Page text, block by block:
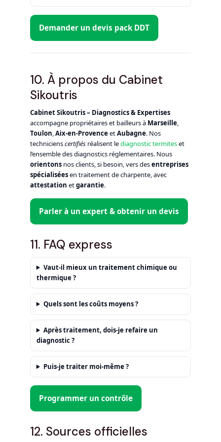
Demander un devis pack DDT
10. À propos du Cabinet
Sikoutris
Cabinet Sikoutris – Diagnostics & Expertises
accompagne propriétaires et bailleurs à Marseille
Toulon Aix‑en‑Provence etAubagne. Nos
technicienscertifiésréalisent lediagnostic termiteset
l’ensemble des diagnostics réglementaires. Nous
orientonsnos clients, si besoin, vers desentreprises
spécialiséesen traitement de charpente, avec
attestation etgarantie.
Parler à un expert & obtenir un devis
11. FAQ express
Vaut‑il mieux un traitement chimique ou
thermique ?
Quels sont lescoûts moyens?
Après traitement, dois‑je refaire un
diagnostic?
Puis‑je traiter moi‑même ?
Programmer un contrôle
12. Sources officielles